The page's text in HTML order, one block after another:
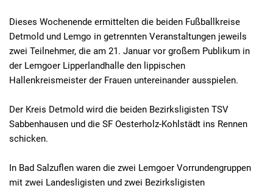
Dieses Wochenende ermittelten die beiden Fußballkreise
Detmold und Lemgo in getrennten Veranstaltungen jeweils
zwei Teilnehmer, die am 21. Januar vor großem Publikum in
der Lemgoer Lipperlandhalle den lippischen
Hallenkreismeister der Frauen untereinander ausspielen.
Der Kreis Detmold wird die beiden Bezirksligisten TSV
Sabbenhausen und die SF Oesterholz-Kohlstädt ins Rennen
schicken.
In Bad Salzuflen waren die zwei Lemgoer Vorrundengruppen
mit zwei Landesligisten und zwei Bezirksligisten